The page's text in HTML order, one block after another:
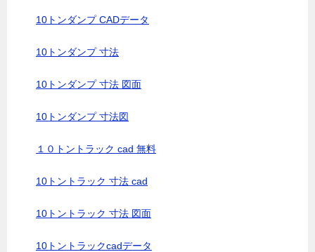
10トンダンプ CADデータ
10トンダンプ 寸法
10トンダンプ 寸法 図面
10トンダンプ 寸法図
１０トントラック cad 無料
10トントラック 寸法 cad
10トントラック 寸法 図面
10トントラックcadデータ